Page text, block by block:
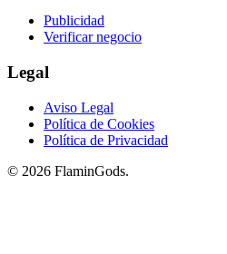
Publicidad
Verificar negocio
Legal
Aviso Legal
Política de Cookies
Política de Privacidad
© 2026 FlaminGods.